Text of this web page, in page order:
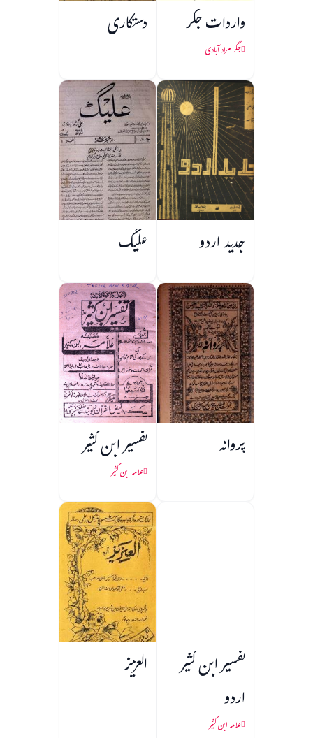
واردات جگر
جگر مراد آبادی
دستکاری
جدید اردو علیگ
پروانہ تفسیر ابن کثیر
علامہ ابن کثیر
تفسیر ابن کثیر
اردو
علامہ ابن کثیر
العزیز